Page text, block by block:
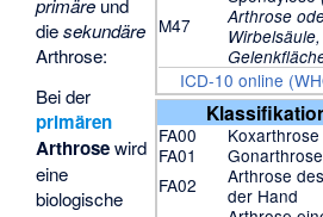
M47
Arthrose
ICD-10 online
FA00
Koxarthrose
FA01
Gonarthrose
FA02
Arthrose
der Hand
primäre und
diesekundäre
Arthrose:
Bei der
primären
Arthrosewird
eine
biologische